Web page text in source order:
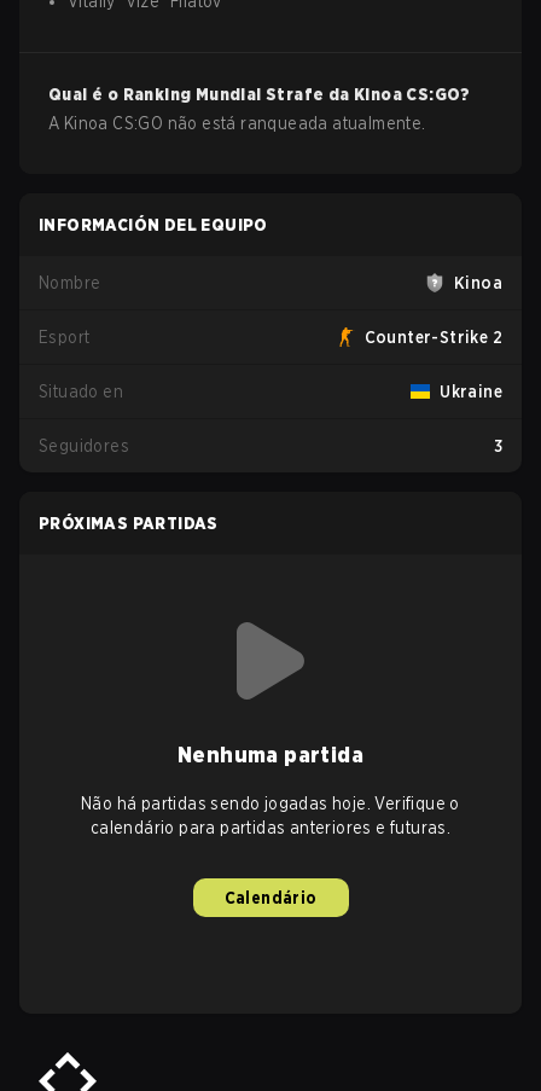
Qual é o Ranking Mundial Strafe da Kinoa CS:GO?
A Kinoa CS:GO não está ranqueada atualmente.
INFORMACIÓN DEL EQUIPO
Nombre Kinoa
Esport Counter-Strike 2
Situado en Ukraine
Seguidores 3
PRÓXIMAS PARTIDAS
Nenhuma partida
Não há partidas sendo jogadas hoje. Verifique o
calendário para partidas anteriores e futuras.
Calendário